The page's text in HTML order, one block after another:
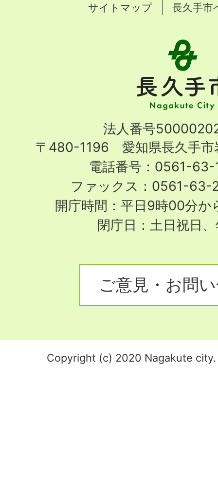
サイトマップ 長久手市
手
市
City
法人番号
〒480-1196 愛知県長久手市
電話番号：0561-63-
ファックス：0561-63-
開庁時間：平日9時00分
閉庁日：土日祝日
ご意見・お問
Copyright (c) 2020 Nagakute